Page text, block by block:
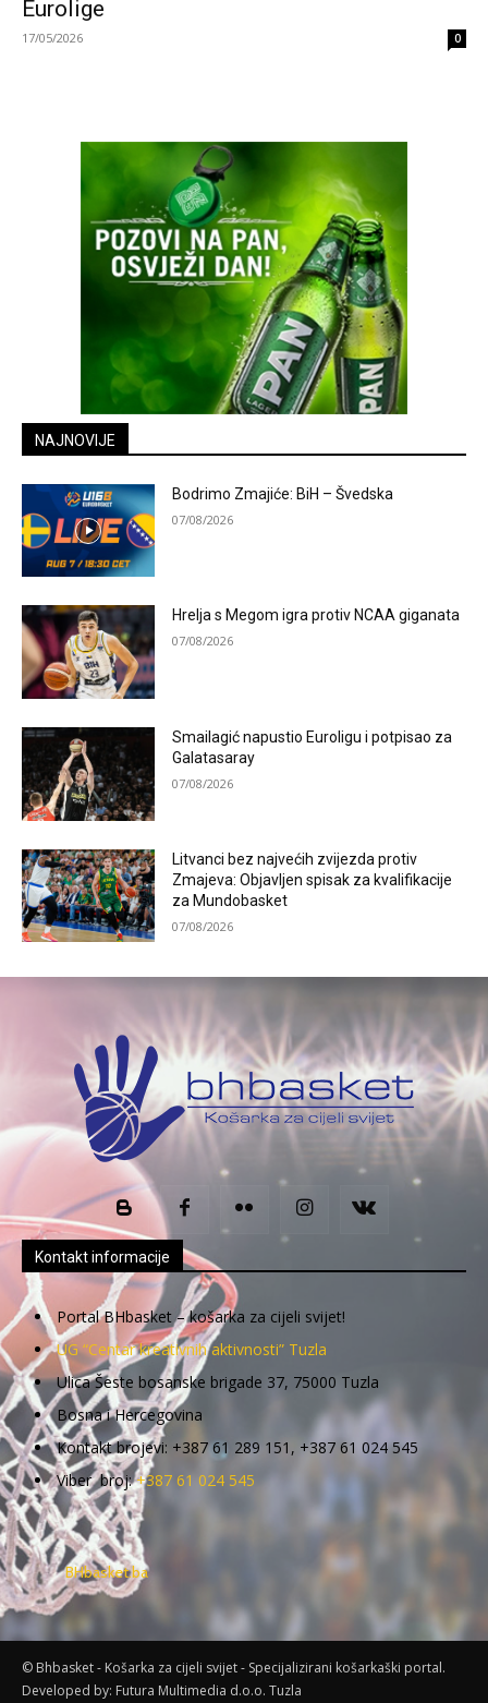
Eurolige
17/05/2026 0
NAJNOVIJE
Bodrimo Zmajiće: BiH – Švedska
07/08/2026
Hrelja s Megom igra protiv NCAA giganata
07/08/2026
Smailagić napustio Euroligu i potpisao za
Galatasaray
07/08/2026
Litvanci bez najvećih zvijezda protiv
Zmajeva: Objavljen spisak za kvalifikacije
za Mundobasket
07/08/2026
Kontakt informacije
Portal BHbasket – košarka za cijeli svijet!
UG “Centar kreativnih aktivnosti” Tuzla
Ulica Šeste bosanske brigade 37, 75000 Tuzla
Bosna i Hercegovina
Kontakt brojevi: +387 61 289 151, +387 61 024 545
Viber broj:+387 61 024 545
BHbasket.ba
© Bhbasket - Košarka za cijeli svijet - Specijalizirani košarkaški portal.
Developed by: Futura Multimedia d.o.o. Tuzla